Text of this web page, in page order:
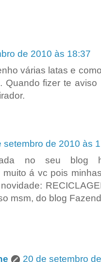
de 2010 às 18:37
várias latas e
Quando fizer te
setembro de 2010 às
no seu blog
muito á vc pois
msm, do blog
20 de setembro